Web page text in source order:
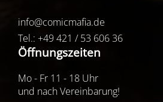
info@comicmafia.de
Tel.: +49 421 / 53 606 36
Öffnungszeiten
Mo - Fr 11 - 18 Uhr
und nach Vereinbarung!